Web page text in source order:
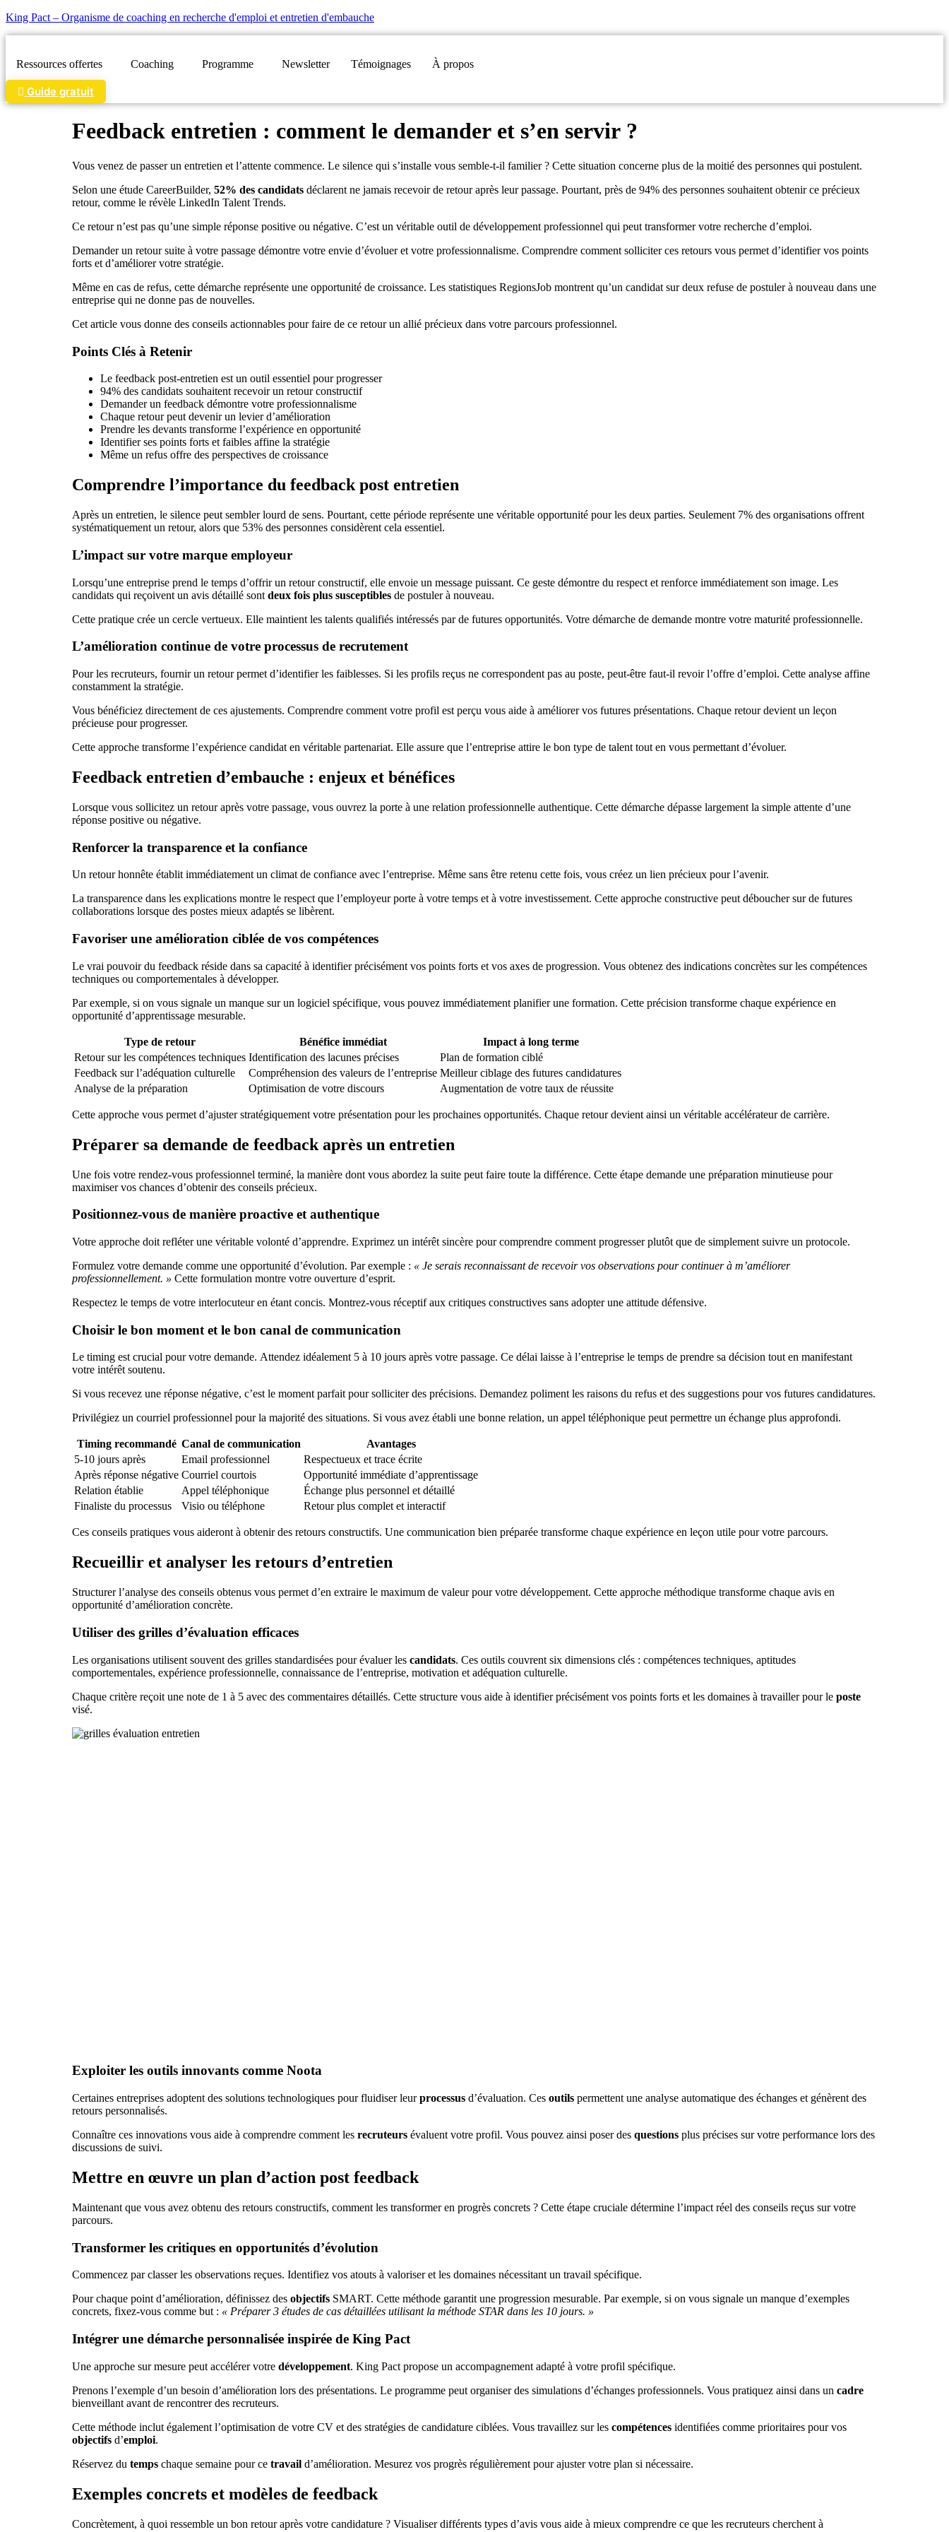
King Pact – Organisme de coaching en recherche d'emploi et entretien d'embauche
Ressources offertes Coaching Programme Newsletter Témoignages À propos
Guide gratuit
Feedback entretien : comment le demander et s’en servir ?
Vous venez de passer un entretien et l’attente commence. Le silence qui s’installe vous semble-t-il familier ? Cette situation concerne plus de la moitié des personnes qui postulent.
Selon une étude CareerBuilder, 52% des candidats déclarent ne jamais recevoir de retour après leur passage. Pourtant, près de 94% des personnes souhaitent obtenir ce précieux
retour, comme le révèle LinkedIn Talent Trends.
Ce retour n’est pas qu’une simple réponse positive ou négative. C’est un véritable outil de développement professionnel qui peut transformer votre recherche d’emploi.
Demander un retour suite à votre passage démontre votre envie d’évoluer et votre professionnalisme. Comprendre comment solliciter ces retours vous permet d’identifier vos points
forts et d’améliorer votre stratégie.
Même en cas de refus, cette démarche représente une opportunité de croissance. Les statistiques RegionsJob montrent qu’un candidat sur deux refuse de postuler à nouveau dans une
entreprise qui ne donne pas de nouvelles.
Cet article vous donne des conseils actionnables pour faire de ce retour un allié précieux dans votre parcours professionnel.
Points Clés à Retenir
Le feedback post-entretien est un outil essentiel pour progresser
94% des candidats souhaitent recevoir un retour constructif
Demander un feedback démontre votre professionnalisme
Chaque retour peut devenir un levier d’amélioration
Prendre les devants transforme l’expérience en opportunité
Identifier ses points forts et faibles affine la stratégie
Même un refus offre des perspectives de croissance
Comprendre l’importance du feedback post entretien
Après un entretien, le silence peut sembler lourd de sens. Pourtant, cette période représente une véritable opportunité pour les deux parties. Seulement 7% des organisations offrent
systématiquement un retour, alors que 53% des personnes considèrent cela essentiel.
L’impact sur votre marque employeur
Lorsqu’une entreprise prend le temps d’offrir un retour constructif, elle envoie un message puissant. Ce geste démontre du respect et renforce immédiatement son image. Les
candidats qui reçoivent un avis détaillé sont deux fois plus susceptibles de postuler à nouveau.
Cette pratique crée un cercle vertueux. Elle maintient les talents qualifiés intéressés par de futures opportunités. Votre démarche de demande montre votre maturité professionnelle.
L’amélioration continue de votre processus de recrutement
Pour les recruteurs, fournir un retour permet d’identifier les faiblesses. Si les profils reçus ne correspondent pas au poste, peut-être faut-il revoir l’offre d’emploi. Cette analyse affine
constamment la stratégie.
Vous bénéficiez directement de ces ajustements. Comprendre comment votre profil est perçu vous aide à améliorer vos futures présentations. Chaque retour devient un leçon
précieuse pour progresser.
Cette approche transforme l’expérience candidat en véritable partenariat. Elle assure que l’entreprise attire le bon type de talent tout en vous permettant d’évoluer.
Feedback entretien d’embauche : enjeux et bénéfices
Lorsque vous sollicitez un retour après votre passage, vous ouvrez la porte à une relation professionnelle authentique. Cette démarche dépasse largement la simple attente d’une
réponse positive ou négative.
Renforcer la transparence et la confiance
Un retour honnête établit immédiatement un climat de confiance avec l’entreprise. Même sans être retenu cette fois, vous créez un lien précieux pour l’avenir.
La transparence dans les explications montre le respect que l’employeur porte à votre temps et à votre investissement. Cette approche constructive peut déboucher sur de futures
collaborations lorsque des postes mieux adaptés se libèrent.
Favoriser une amélioration ciblée de vos compétences
Le vrai pouvoir du feedback réside dans sa capacité à identifier précisément vos points forts et vos axes de progression. Vous obtenez des indications concrètes sur les compétences
techniques ou comportementales à développer.
Par exemple, si on vous signale un manque sur un logiciel spécifique, vous pouvez immédiatement planifier une formation. Cette précision transforme chaque expérience en
opportunité d’apprentissage mesurable.
Type de retour Bénéfice immédiat
Impact à long terme
Retour sur les compétences techniques Identification des lacunes précises
Plan de formation ciblé
Feedback sur l’adéquation culturelle
Compréhension des valeurs de l’entreprise Meilleur ciblage des futures candidatures
Analyse de la préparation
Optimisation de votre discours Augmentation de votre taux de réussite
Cette approche vous permet d’ajuster stratégiquement votre présentation pour les prochaines opportunités. Chaque retour devient ainsi un véritable accélérateur de carrière.
Préparer sa demande de feedback après un entretien
Une fois votre rendez-vous professionnel terminé, la manière dont vous abordez la suite peut faire toute la différence. Cette étape demande une préparation minutieuse pour
maximiser vos chances d’obtenir des conseils précieux.
Positionnez-vous de manière proactive et authentique
Votre approche doit refléter une véritable volonté d’apprendre. Exprimez un intérêt sincère pour comprendre comment progresser plutôt que de simplement suivre un protocole.
Formulez votre demande comme une opportunité d’évolution. Par exemple : « Je serais reconnaissant de recevoir vos observations pour continuer à m’améliorer
professionnellement. » Cette formulation montre votre ouverture d’esprit.
Respectez le temps de votre interlocuteur en étant concis. Montrez-vous réceptif aux critiques constructives sans adopter une attitude défensive.
Choisir le bon moment et le bon canal de communication
Le timing est crucial pour votre demande. Attendez idéalement 5 à 10 jours après votre passage. Ce délai laisse à l’entreprise le temps de prendre sa décision tout en manifestant
votre intérêt soutenu.
Si vous recevez une réponse négative, c’est le moment parfait pour solliciter des précisions. Demandez poliment les raisons du refus et des suggestions pour vos futures candidatures.
Privilégiez un courriel professionnel pour la majorité des situations. Si vous avez établi une bonne relation, un appel téléphonique peut permettre un échange plus approfondi.
Timing recommandé Canal de communication
Avantages
5-10 jours après
Email professionnel
Respectueux et trace écrite
Après réponse négative Courriel courtois
Opportunité immédiate d’apprentissage
Relation établie
Appel téléphonique
Échange plus personnel et détaillé
Finaliste du processus
Visio ou téléphone Retour plus complet et interactif
Ces conseils pratiques vous aideront à obtenir des retours constructifs. Une communication bien préparée transforme chaque expérience en leçon utile pour votre parcours.
Recueillir et analyser les retours d’entretien
Structurer l’analyse des conseils obtenus vous permet d’en extraire le maximum de valeur pour votre développement. Cette approche méthodique transforme chaque avis en
opportunité d’amélioration concrète.
Utiliser des grilles d’évaluation efficaces
Les organisations utilisent souvent des grilles standardisées pour évaluer les candidats. Ces outils couvrent six dimensions clés : compétences techniques, aptitudes
comportementales, expérience professionnelle, connaissance de l’entreprise, motivation et adéquation culturelle.
Chaque critère reçoit une note de 1 à 5 avec des commentaires détaillés. Cette structure vous aide à identifier précisément vos points forts et les domaines à travailler pour le poste
visé.
Exploiter les outils innovants comme Noota
Certaines entreprises adoptent des solutions technologiques pour fluidiser leurprocessus d’évaluation. Ces outils permettent une analyse automatique des échanges et génèrent des
retours personnalisés.
Connaître ces innovations vous aide à comprendre comment les recruteurs évaluent votre profil. Vous pouvez ainsi poser des questions plus précises sur votre performance lors des
discussions de suivi.
Mettre en œuvre un plan d’action post feedback
Maintenant que vous avez obtenu des retours constructifs, comment les transformer en progrès concrets ? Cette étape cruciale détermine l’impact réel des conseils reçus sur votre
parcours.
Transformer les critiques en opportunités d’évolution
Commencez par classer les observations reçues. Identifiez vos atouts à valoriser et les domaines nécessitant un travail spécifique.
Pour chaque point d’amélioration, définissez des objectifs SMART. Cette méthode garantit une progression mesurable. Par exemple, si on vous signale un manque d’exemples
concrets, fixez-vous comme but : « Préparer 3 études de cas détaillées utilisant la méthode STAR dans les 10 jours. »
Intégrer une démarche personnalisée inspirée de King Pact
Une approche sur mesure peut accélérer votre développement. King Pact propose un accompagnement adapté à votre profil spécifique.
Prenons l’exemple d’un besoin d’amélioration lors des présentations. Le programme peut organiser des simulations d’échanges professionnels. Vous pratiquez ainsi dans un cadre
bienveillant avant de rencontrer des recruteurs.
Cette méthode inclut également l’optimisation de votre CV et des stratégies de candidature ciblées. Vous travaillez sur les compétences identifiées comme prioritaires pour vos
objectifs d’emploi.
Réservez du temps chaque semaine pour ce travail d’amélioration. Mesurez vos progrès régulièrement pour ajuster votre plan si nécessaire.
Exemples concrets et modèles de feedback
Concrètement, à quoi ressemble un bon retour après votre candidature ? Visualiser différents types d’avis vous aide à mieux comprendre ce que les recruteurs cherchent à